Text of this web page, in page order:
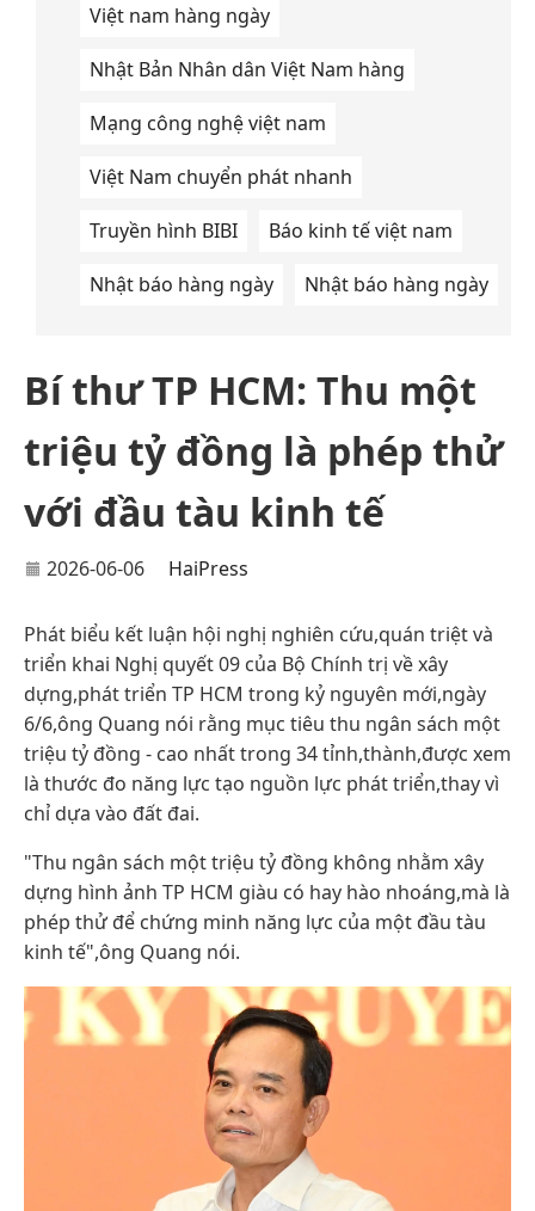
Việt nam hàng ngày
Nhật Bản Nhân dân Việt Nam hàng
Mạng công nghệ việt nam
Việt Nam chuyển phát nhanh
Truyền hình BIBI Báo kinh tế việt nam
Nhật báo hàng ngày Nhật báo hàng ngày
Bí thư TP HCM: Thu một
triệu tỷ đồng là phép thử
với đầu tàu kinh tế
2026-06-06 HaiPress
Phát biểu kết luận hội nghị nghiên cứu,quán triệt và
triển khai Nghị quyết 09 của Bộ Chính trị về xây
dựng,phát triển TP HCM trong kỷ nguyên mới,ngày
6/6,ông Quang nói rằng mục tiêu thu ngân sách một
triệu tỷ đồng - cao nhất trong 34 tỉnh,thành,được xem
là thước đo năng lực tạo nguồn lực phát triển,thay vì
chỉ dựa vào đất đai.
"Thu ngân sách một triệu tỷ đồng không nhằm xây
dựng hình ảnh TP HCM giàu có hay hào nhoáng,mà là
phép thử để chứng minh năng lực của một đầu tàu
kinh tế",ông Quang nói.